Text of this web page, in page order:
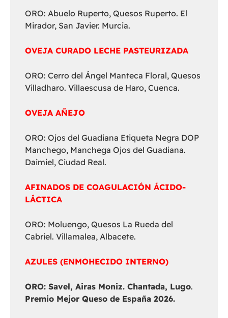
ORO: Abuelo Ruperto, Quesos Ruperto. El
Mirador, San Javier. Murcia.
OVEJA CURADO LECHE PASTEURIZADA
ORO: Cerro del Ángel Manteca Floral, Quesos
Villadharo. Villaescusa de Haro, Cuenca.
OVEJA AÑEJO
ORO: Ojos del Guadiana Etiqueta Negra DOP
Manchego, Manchega Ojos del Guadiana.
Daimiel, Ciudad Real.
AFINADOS DE COAGULACIÓN ÁCIDO-
LÁCTICA
ORO: Moluengo, Quesos La Rueda del
Cabriel. Villamalea, Albacete.
AZULES (ENMOHECIDO INTERNO)
ORO: Savel, Airas Moniz. Chantada, Lugo.
Premio Mejor Queso de España 2026.